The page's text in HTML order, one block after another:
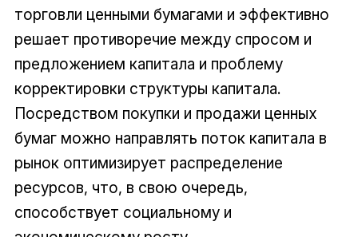
торговли ценными бумагами и эффективно
решает противоречие между спросом и
предложением капитала и проблему
корректировки структуры капитала.
Посредством покупки и продажи ценных
бумаг можно направлять поток капитала в
рынок оптимизирует распределение
ресурсов, что, в свою очередь,
способствует социальному и